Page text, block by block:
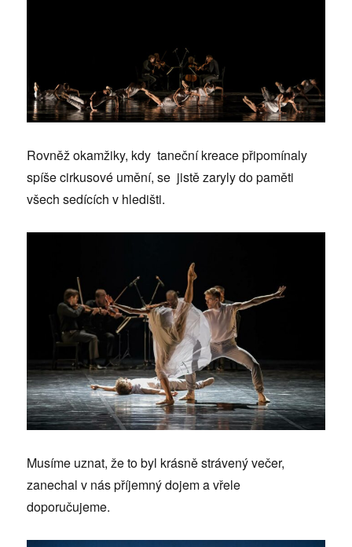
Rovněž okamžiky, kdy taneční kreace připomínaly
spíše cirkusové umění, se jistě zaryly do paměti
všech sedících v hledišti.
Musíme uznat, že to byl krásně strávený večer,
zanechal v nás příjemný dojem a vřele
doporučujeme.